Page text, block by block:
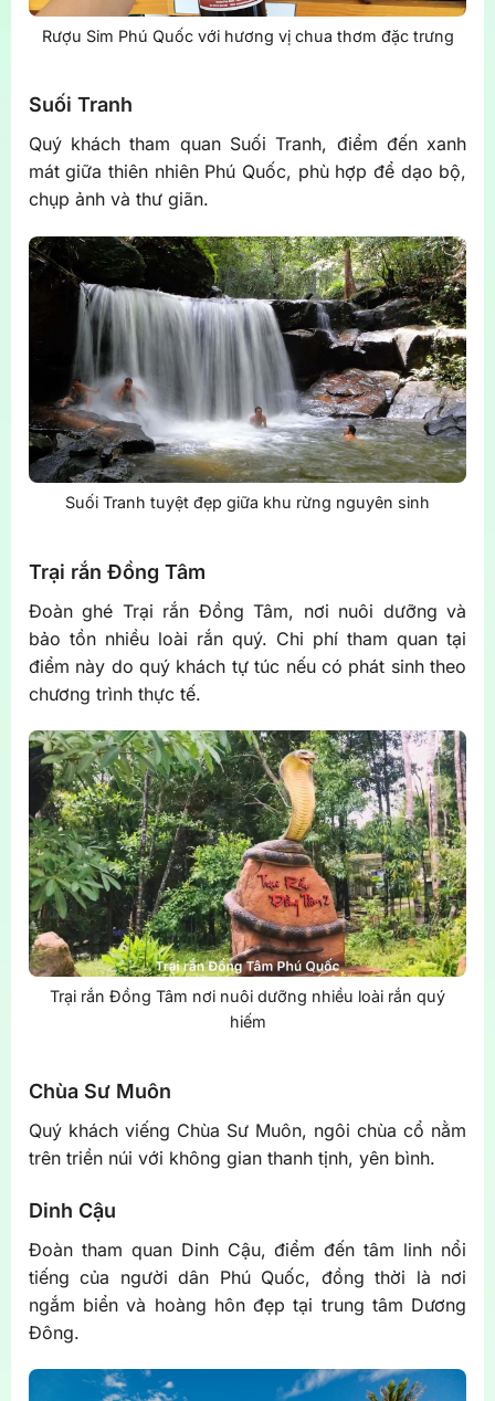
Rượu Sim Phú Quốc với hương vị chua thơm đặc trưng
Suối Tranh
Quý khách tham quan Suối Tranh, điểm đến xanh
mát giữa thiên nhiên Phú Quốc, phù hợp để dạo bộ,
chụp ảnh và thư giãn.
Suối Tranh tuyệt đẹp giữa khu rừng nguyên sinh
Trại rắn Đồng Tâm
Đoàn ghé Trại rắn Đồng Tâm, nơi nuôi dưỡng và
bảo tồn nhiều loài rắn quý. Chi phí tham quan tại
điểm này do quý khách tự túc nếu có phát sinh theo
chương trình thực tế.
Trại rắn Đồng Tâm nơi nuôi dưỡng nhiều loài rắn quý
hiếm
Chùa Sư Muôn
Quý khách viếng Chùa Sư Muôn, ngôi chùa cổ nằm
trên triền núi với không gian thanh tịnh, yên bình.
Dinh Cậu
Đoàn tham quan Dinh Cậu, điểm đến tâm linh nổi
tiếng của người dân Phú Quốc, đồng thời là nơi
ngắm biển và hoàng hôn đẹp tại trung tâm Dương
Đông.